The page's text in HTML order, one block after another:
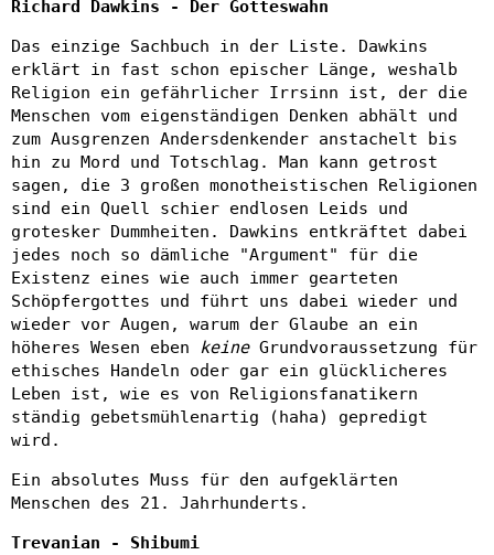
Richard Dawkins - Der Gotteswahn
Das einzige Sachbuch in der Liste. Dawkins
erklärt in fast schon epischer Länge, weshalb
Religion ein gefährlicher Irrsinn ist, der die
Menschen vom eigenständigen Denken abhält und
zum Ausgrenzen Andersdenkender anstachelt bis
hin zu Mord und Totschlag. Man kann getrost
sagen, die 3 großen monotheistischen Religionen
sind ein Quell schier endlosen Leids und
grotesker Dummheiten. Dawkins entkräftet dabei
jedes noch so dämliche "Argument" für die
Existenz eines wie auch immer gearteten
Schöpfergottes und führt uns dabei wieder und
wieder vor Augen, warum der Glaube an ein
höheres Wesen eben keineGrundvoraussetzung für
ethisches Handeln oder gar ein glücklicheres
Leben ist, wie es von Religionsfanatikern
ständig gebetsmühlenartig (haha) gepredigt
wird.
Ein absolutes Muss für den aufgeklärten
Menschen des 21. Jahrhunderts.
Trevanian - Shibumi